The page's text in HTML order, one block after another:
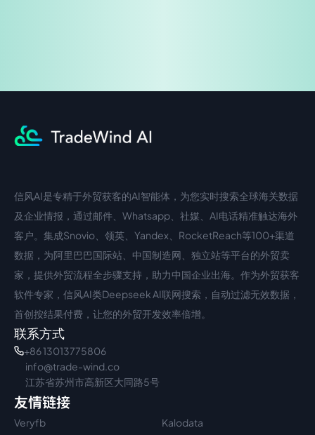
中文入口
信风AI是专精于外贸获客的AI智能体，为您实时搜索全球海关数据
及企业情报，通过邮件、Whatsapp、社媒、AI电话精准触达海外
客户。集成Snovio、领英、Yandex、RocketReach等100+渠道
数据，为阿里巴巴国际站、中国制造网、独立站等平台的外贸卖
家，提供外贸流程全步骤支持，助力中国企业出海。作为外贸获客
软件专家，信风AI类Deepseek AI联网搜索，自动过滤无效数据，
首创按结果付费，让您的外贸开发效率倍增。
联系方式
+86 13013775806
info@trade-wind.co
江苏省苏州市高新区大同路5号
友情链接
Veryfb
Kalodata